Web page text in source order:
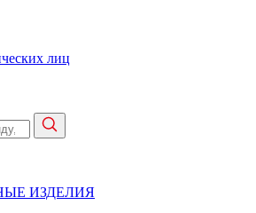
лиц
ИЗДЕЛИЯ